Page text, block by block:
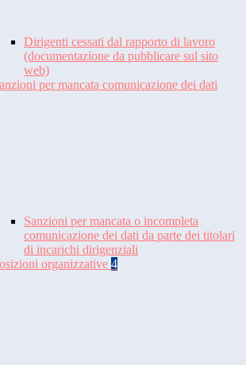
Dirigenti cessati dal rapporto di lavoro
(documentazione da pubblicare sul sito
web)
per mancata comunicazione dei dati
Sanzioni per mancata o incompleta
comunicazione dei dati da parte dei titolari
di incarichi dirigenziali
organizzative 4